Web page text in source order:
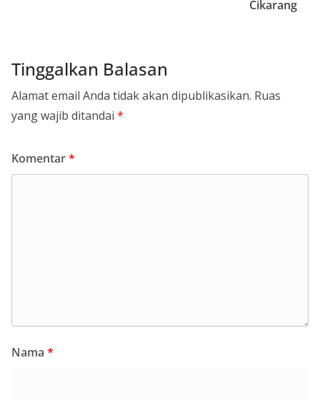
Cikarang
Tinggalkan Balasan
Alamat email Anda tidak akan dipublikasikan. Ruas
yang wajib ditandai *
Komentar*
Nama *